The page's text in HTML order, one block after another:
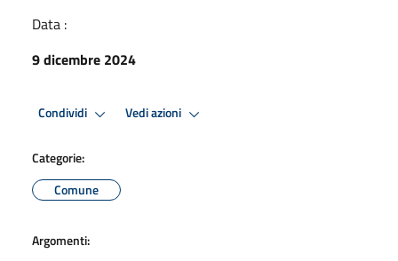
Data :
9 dicembre 2024
Condividi Vedi azioni
Categorie:
Comune
Argomenti: